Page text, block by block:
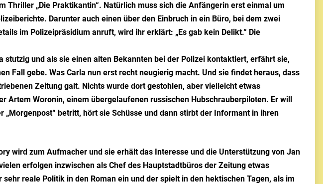
Thriller „Die Praktikantin“. Natürlich muss sich die Anfängerin erst einmal um
Darunter auch einen über den Einbruch in ein Büro, bei dem zwei
im Polizeipräsidium anruft, wird ihr erklärt: „Es gab kein Delikt.“ Die
stutzig und als sie einen alten Bekannten bei der Polizei kontaktiert, erfährt sie,
Fall gebe. Was Carla nun erst recht neugierig macht. Und sie findet heraus, dass
Zeitung galt. Nichts wurde dort gestohlen, aber vielleicht etwas
Artem Woronin, einem übergelaufenen russischen Hubschrauberpiloten. Er will
betritt, hört sie Schüsse und dann stirbt der Informant in ihren
wird zum Aufmacher und sie erhält das Interesse und die Unterstützung von Jan
erfolgen inzwischen als Chef des Hauptstadtbüros der Zeitung etwas
reale Politik in den Roman ein und der spielt in den hektischen Tagen, als im